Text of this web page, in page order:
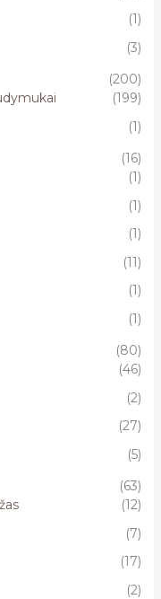
(1)
(3)
(200)
(199)
(1)
(16)
(1)
(1)
(1)
(11)
(1)
(1)
(80)
(46)
(2)
(27)
(5)
(63)
(12)
(7)
(17)
(2)